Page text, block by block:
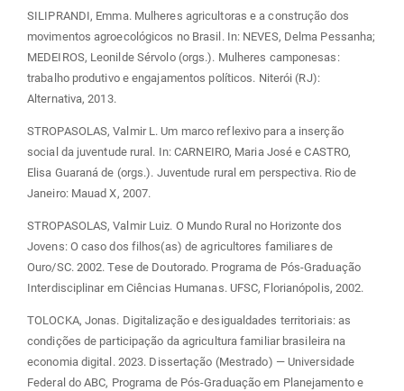
SILIPRANDI, Emma. Mulheres agricultoras e a construção dos
movimentos agroecológicos no Brasil. In: NEVES, Delma Pessanha;
MEDEIROS, Leonilde Sérvolo (orgs.). Mulheres camponesas:
trabalho produtivo e engajamentos políticos. Niterói (RJ):
Alternativa, 2013.
STROPASOLAS, Valmir L. Um marco reflexivo para a inserção
social da juventude rural. In: CARNEIRO, Maria José e CASTRO,
Elisa Guaraná de (orgs.). Juventude rural em perspectiva. Rio de
Janeiro: Mauad X, 2007.
STROPASOLAS, Valmir Luiz. O Mundo Rural no Horizonte dos
Jovens: O caso dos filhos(as) de agricultores familiares de
Ouro/SC. 2002. Tese de Doutorado. Programa de Pós-Graduação
Interdisciplinar em Ciências Humanas. UFSC, Florianópolis, 2002.
TOLOCKA, Jonas. Digitalização e desigualdades territoriais: as
condições de participação da agricultura familiar brasileira na
economia digital. 2023. Dissertação (Mestrado) — Universidade
Federal do ABC, Programa de Pós-Graduação em Planejamento e